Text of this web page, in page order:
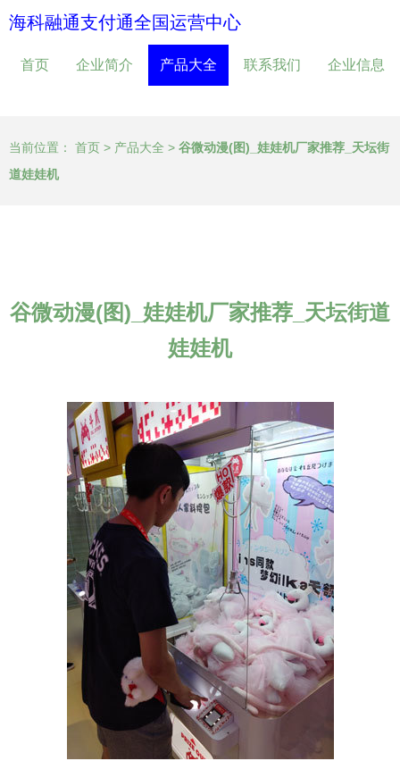
海科融通支付通全国运营中心
首页 企业简介 产品大全 联系我们 企业信息
当前位置： 首页 > 产品大全 > 谷微动漫(图)_娃娃机厂家推荐_天坛街
道娃娃机
谷微动漫(图)_娃娃机厂家推荐_天坛街道
娃娃机